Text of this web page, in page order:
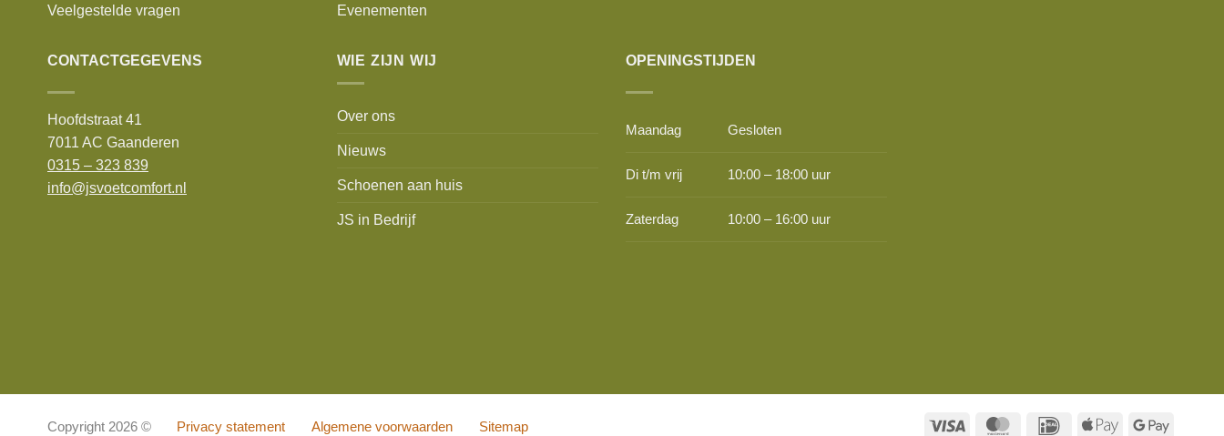
Veelgestelde vragen Evenementen
CONTACTGEGEVENS
Hoofdstraat 41
7011 AC Gaanderen
0315 – 323 839
info@jsvoetcomfort.nl
WIE ZIJN WIJ
Over ons
Nieuws
Schoenen aan huis
JS in Bedrijf
OPENINGSTIJDEN
Maandag Gesloten
Di t/m vrij 10:00 – 18:00 uur
Zaterdag 10:00 – 16:00 uur
Visa MasterCard
IDeal Apple Google
Copyright 2026 © Privacy statement Algemene voorwaarden Sitemap